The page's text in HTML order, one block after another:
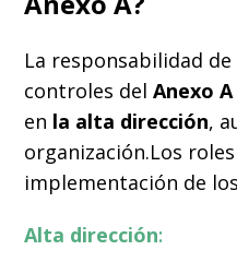
La responsabilidad
controles del Anexo A
en la alta dirección,
organización.Los
implementación de
Alta dirección: